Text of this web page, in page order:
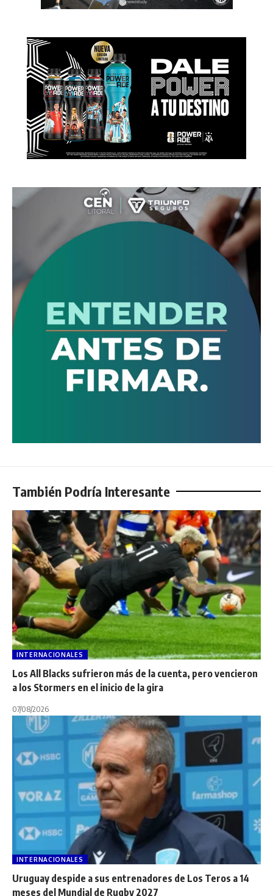
También Podría Interesante
INTERNACIONALES
Los All Blacks sufrieron más de la cuenta, pero vencieron
a los Stormers en el inicio de la gira
07/08/2026
INTERNACIONALES
Uruguay despide a sus entrenadores de Los Teros a 14
meses del Mundial de Rugby 2027